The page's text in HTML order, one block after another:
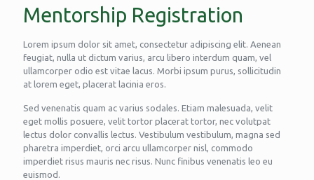
Mentorship Registration
Lorem ipsum dolor sit amet, consectetur adipiscing elit. Aenean
feugiat, nulla ut dictum varius, arcu libero interdum quam, vel
ullamcorper odio est vitae lacus. Morbi ipsum purus, sollicitudin
at lorem eget, placerat lacinia eros.
Sed venenatis quam ac varius sodales. Etiam malesuada, velit
eget mollis posuere, velit tortor placerat tortor, nec volutpat
lectus dolor convallis lectus. Vestibulum vestibulum, magna sed
pharetra imperdiet, orci arcu ullamcorper nisl, commodo
imperdiet risus mauris nec risus. Nunc finibus venenatis leo eu
euismod.